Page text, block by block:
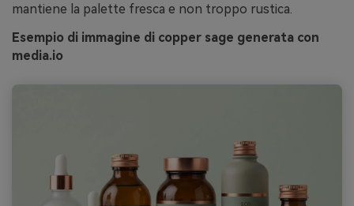
mantiene la palette fresca e non troppo rustica.
Esempio di immagine di copper sage generata con
media.io